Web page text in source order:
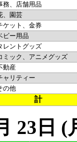
務、店舗用品
、園芸
ケット、金券
ビー用品
レントグッズ
ミック、アニメグッズ
動産
ャリティー
の他
計
23日